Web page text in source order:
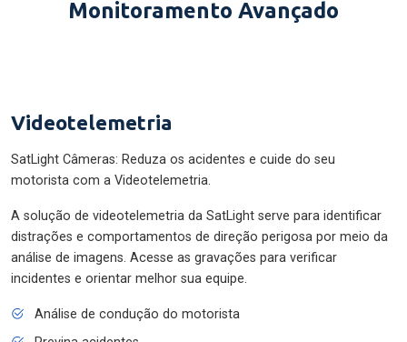
Monitoramento Avançado
Videotelemetria
SatLight Câmeras: Reduza os acidentes e cuide do seu
motorista com a Videotelemetria.
A solução de videotelemetria da SatLight serve para identificar
distrações e comportamentos de direção perigosa por meio da
análise de imagens. Acesse as gravações para verificar
incidentes e orientar melhor sua equipe.
Análise de condução do motorista